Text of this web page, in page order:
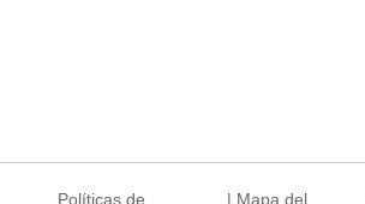
Políticas de | Mapa del